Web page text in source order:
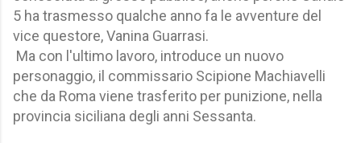
5 ha trasmesso qualche anno fa le avventure del
vice questore, Vanina Guarrasi.
Ma con l'ultimo lavoro, introduce un nuovo
personaggio, il commissario Scipione Machiavelli
che da Roma viene trasferito per punizione, nella
provincia siciliana degli anni Sessanta.